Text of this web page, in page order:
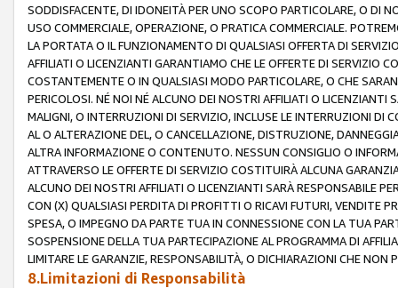
SODDISFACENTE, DI IDONEITÀ PER UNO SCOPO PARTICOLARE, O DI
USO COMMERCIALE, OPERAZIONE, O PRATICA COMMERCIALE.
LA PORTATA O IL FUNZIONAMENTO DI QUALSIASI OFFERTA DI
AFFILIATI O LICENZIANTI GARANTIAMO CHE LE OFFERTE DI SERVIZIO
COSTANTEMENTE O IN QUALSIASI MODO PARTICOLARE, O CHE
PERICOLOSI. NÉ NOI NÉ ALCUNO DEI NOSTRI AFFILIATI O LICENZIANTI
MALIGNI, O INTERRUZIONI DI SERVIZIO, INCLUSE LE INTERRUZIONI DI
AL O ALTERAZIONE DEL, O CANCELLAZIONE, DISTRUZIONE,
ALTRA INFORMAZIONE O CONTENUTO. NESSUN CONSIGLIO O
ATTRAVERSO LE OFFERTE DI SERVIZIO COSTITUIRÀ ALCUNA
ALCUNO DEI NOSTRI AFFILIATI O LICENZIANTI SARÀ RESPONSABILE
CON (X) QUALSIASI PERDITA DI PROFITTI O RICAVI FUTURI, VENDITE
SPESA, O IMPEGNO DA PARTE TUA IN CONNESSIONE CON LA TUA
SOSPENSIONE DELLA TUA PARTECIPAZIONE AL PROGRAMMA DI
LIMITARE LE GARANZIE, RESPONSABILITÀ, O DICHIARAZIONI CHE NON
8.Limitazioni di Responsabilità